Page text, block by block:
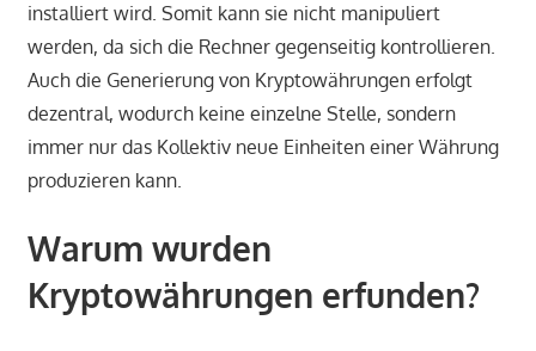
installiert wird. Somit kann sie nicht manipuliert
werden, da sich die Rechner gegenseitig kontrollieren.
Auch die Generierung von Kryptowährungen erfolgt
dezentral, wodurch keine einzelne Stelle, sondern
immer nur das Kollektiv neue Einheiten einer Währung
produzieren kann.
Warum wurden
Kryptowährungen erfunden?